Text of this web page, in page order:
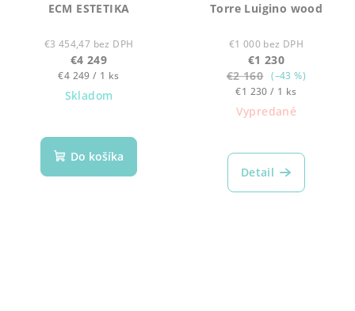
ECM ESTETIKA
€3 454,47 bez DPH
€4 249
Jednotková
cena:
€4 249 / 1 ks
Skladom
Do košíka
Torre Luigino wood
€1 000 bez DPH
€1 230
€2 160
(–43 %)
Jednotková
cena:
€1 230 / 1 ks
Vypredané
Detail